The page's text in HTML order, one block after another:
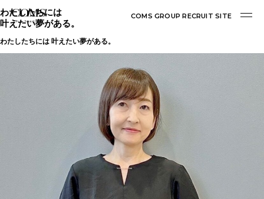
COMS GROUP RECRUIT SITE
わたしたちには
叶えたい夢がある。
わたしたちには 叶えたい夢がある。